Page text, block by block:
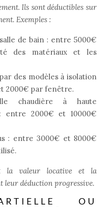
Ils sont déductibles sur
Exemples :
de bain : entre 5000€
des matériaux et les
des modèles à isolation
2000€ par fenêtre.
chaudière à haute
entre 2000€ et 10000€
: entre 3000€ et 8000€
la valeur locative et la
déduction progressive.
OU